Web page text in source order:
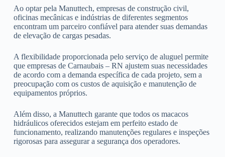
Ao optar pela Manuttech, empresas de construção civil,
oficinas mecânicas e indústrias de diferentes segmentos
encontram um parceiro confiável para atender suas demandas
de elevação de cargas pesadas.
A flexibilidade proporcionada pelo serviço de aluguel permite
que empresas de Carnaubais – RN ajustem suas necessidades
de acordo com a demanda específica de cada projeto, sem a
preocupação com os custos de aquisição e manutenção de
equipamentos próprios.
Além disso, a Manuttech garante que todos os macacos
hidráulicos oferecidos estejam em perfeito estado de
funcionamento, realizando manutenções regulares e inspeções
rigorosas para assegurar a segurança dos operadores.